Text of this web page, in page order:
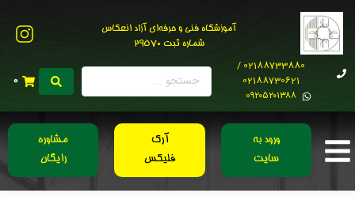
آموزشگاه فنی و حرفه‌ای آزاد انعکاس
شماره ثبت 29570
02188733880 /
02188730621
0۹۲۰۵۲۰۱۳۸۸
0
ورود به
سایت
آرک
فلیکس
مشاوره
رایگان